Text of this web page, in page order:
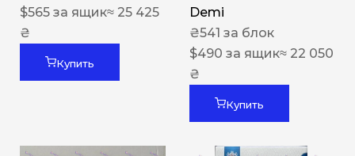
$565 за ящик≈ 25 425
₴
Купить
Demi
₴541 за блок
$490 за ящик≈ 22 050
₴
Купить